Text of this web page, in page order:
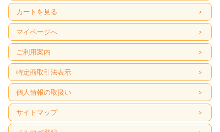
カートを見る
マイページへ
ご利用案内
特定商取引法表示
個人情報の取扱い
サイトマップ